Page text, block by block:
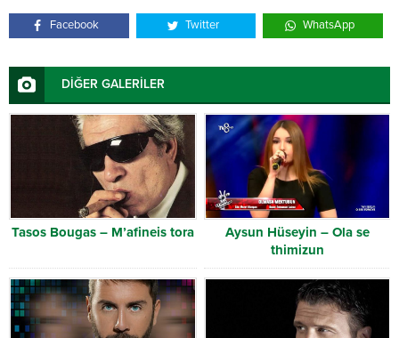
Facebook Twitter WhatsApp
DİĞER GALERİLER
Tasos Bougas – M’afineis tora
Aysun Hüseyin – Ola se
thimizun